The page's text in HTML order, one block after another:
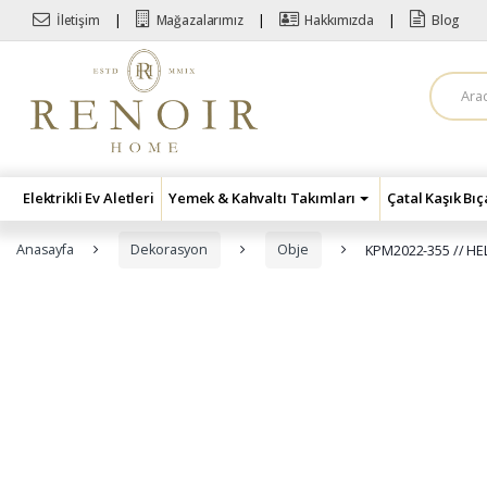
Skip to navigation
Skip to content
İletişim Mağazalarımız Hakkımızda Blog
A
r
a
Elektrikli Ev Aletleri Yemek & Kahvaltı Takımları Çatal Kaşık
Anasayfa Dekorasyon Obje KPM2022-355 //